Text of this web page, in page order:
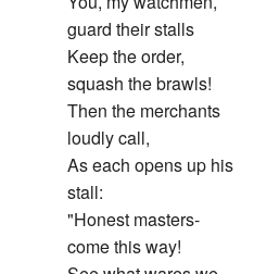
guard their stalls
Keep the order,
squash the brawls!
Then the merchants
loudly call,
As each opens up his
stall:
"Honest masters-
come this way!